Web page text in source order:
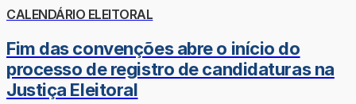
CALENDÁRIO ELEITORAL
Fim das convenções abre o início do
processo de registro de candidaturas na
Justiça Eleitoral